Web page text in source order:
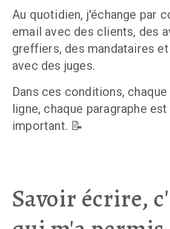
Au quotidien, j'échange par
email avec des clients, des
greffiers, des mandataires
avec des juges.
Dans ces conditions,
ligne, chaque paragraphe
important. 📝
Savoir écrire,